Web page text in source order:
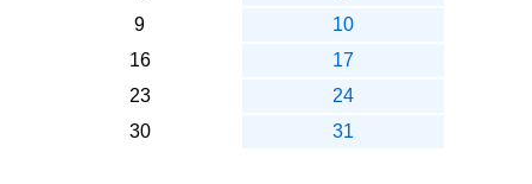
9
10
16
17
23
24
30 31